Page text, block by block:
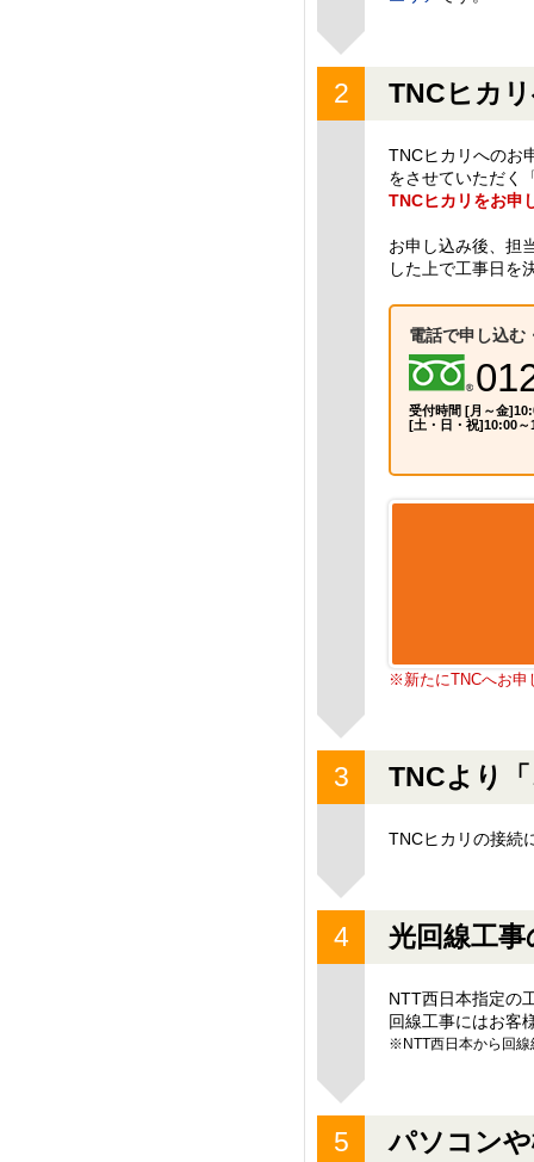
TNCヒカ
TNCヒカリへのお
をさせていただく
TNCヒカリをお申
お申し込み後、担
した上で工事日を
電話で申し込む
受付時間 [月～金
[土・日・祝]10:00～
※新たにTNCへお申
TNCより
TNCヒカリの接続
光回線工事
NTT西日本指定の
回線工事にはお客
※NTT西日本から回線
パソコン